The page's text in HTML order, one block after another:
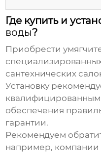
Где купить и
воды?
Приобрести
сантехнических
Установку
обеспечения
гарантии.
Рекомендуем
например, компании